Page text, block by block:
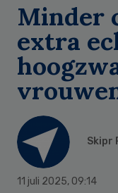
Minder
extra
Skipr
11 juli 2025, 09:14